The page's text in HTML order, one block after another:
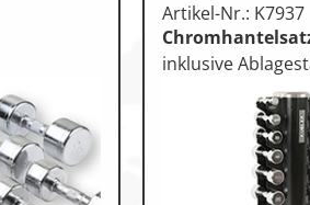
Artikel-Nr.: K7937
inklusive